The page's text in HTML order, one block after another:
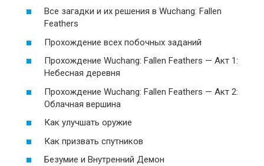
Все загадки и их решения в Wuchang: Fallen
Feathers
Прохождение всех побочных заданий
Прохождение Wuchang: Fallen Feathers — Акт 1:
Небесная деревня
Прохождение Wuchang: Fallen Feathers — Акт 2:
Облачная вершина
Как улучшать оружие
Как призвать спутников
Безумие и Внутренний Демон